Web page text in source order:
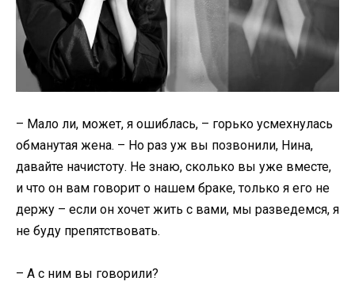
– Мало ли, может, я ошиблась, – горько усмехнулась
обманутая жена. – Но раз уж вы позвонили, Нина,
давайте начистоту. Не знаю, сколько вы уже вместе,
и что он вам говорит о нашем браке, только я его не
держу – если он хочет жить с вами, мы разведемся, я
не буду препятствовать.
– А с ним вы говорили?